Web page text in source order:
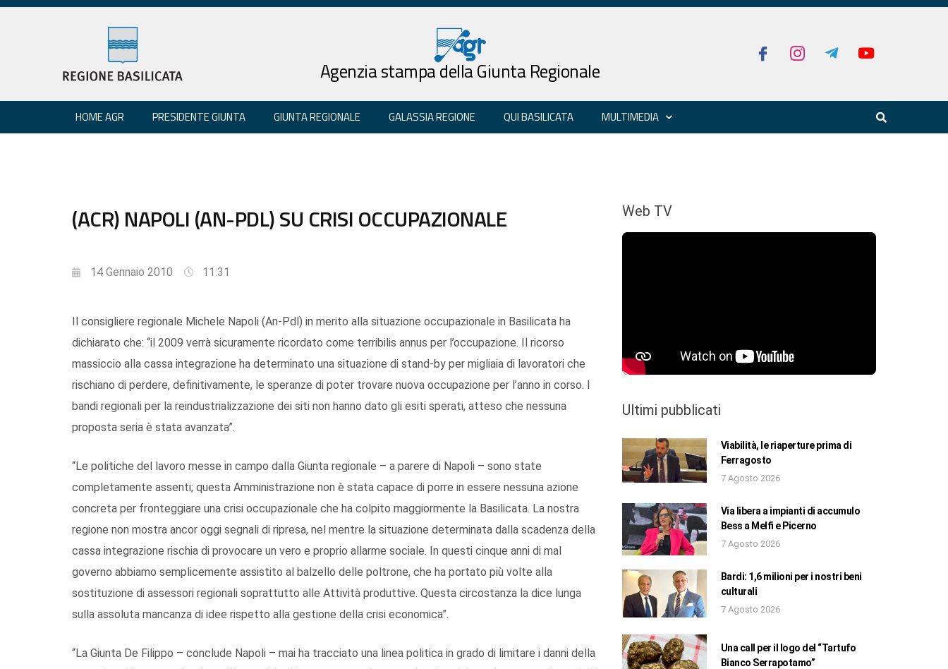
Agenzia stampa della Giunta Regionale
HOME AGR PRESIDENTE GIUNTA GIUNTA REGIONALE GALASSIA REGIONE QUI BASILICATA MULTIMEDIA
(ACR) NAPOLI (AN-PDL) SU CRISI OCCUPAZIONALE
14 Gennaio 2010 11:31
Il consigliere regionale Michele Napoli (An-Pdl) in merito alla situazione occupazionale in Basilicata ha
dichiarato che: “il 2009 verrà sicuramente ricordato come terribilis annus per l’occupazione. Il ricorso
massiccio alla cassa integrazione ha determinato una situazione di stand-by per migliaia di lavoratori che
rischiano di perdere, definitivamente, le speranze di poter trovare nuova occupazione per l’anno in corso. I
bandi regionali per la reindustrializzazione dei siti non hanno dato gli esiti sperati, atteso che nessuna
proposta seria è stata avanzata”.
“Le politiche del lavoro messe in campo dalla Giunta regionale – a parere di Napoli – sono state
completamente assenti; questa Amministrazione non è stata capace di porre in essere nessuna azione
concreta per fronteggiare una crisi occupazionale che ha colpito maggiormente la Basilicata. La nostra
regione non mostra ancor oggi segnali di ripresa, nel mentre la situazione determinata dalla scadenza della
cassa integrazione rischia di provocare un vero e proprio allarme sociale. In questi cinque anni di mal
governo abbiamo semplicemente assistito al balzello delle poltrone, che ha portato più volte alla
sostituzione di assessori regionali soprattutto alle Attività produttive. Questa circostanza la dice lunga
sulla assoluta mancanza di idee rispetto alla gestione della crisi economica”.
“La Giunta De Filippo – conclude Napoli – mai ha tracciato una linea politica in grado di limitare i danni della
Web TV
Ultimi pubblicati
Viabilità, le riaperture prima di
Ferragosto
7 Agosto 2026
Via libera a impianti di accumulo
Bess a Melfi e Picerno
7 Agosto 2026
Bardi: 1,6 milioni per i nostri beni
culturali
7 Agosto 2026
Una call per il logo del “Tartufo
Bianco Serrapotamo”